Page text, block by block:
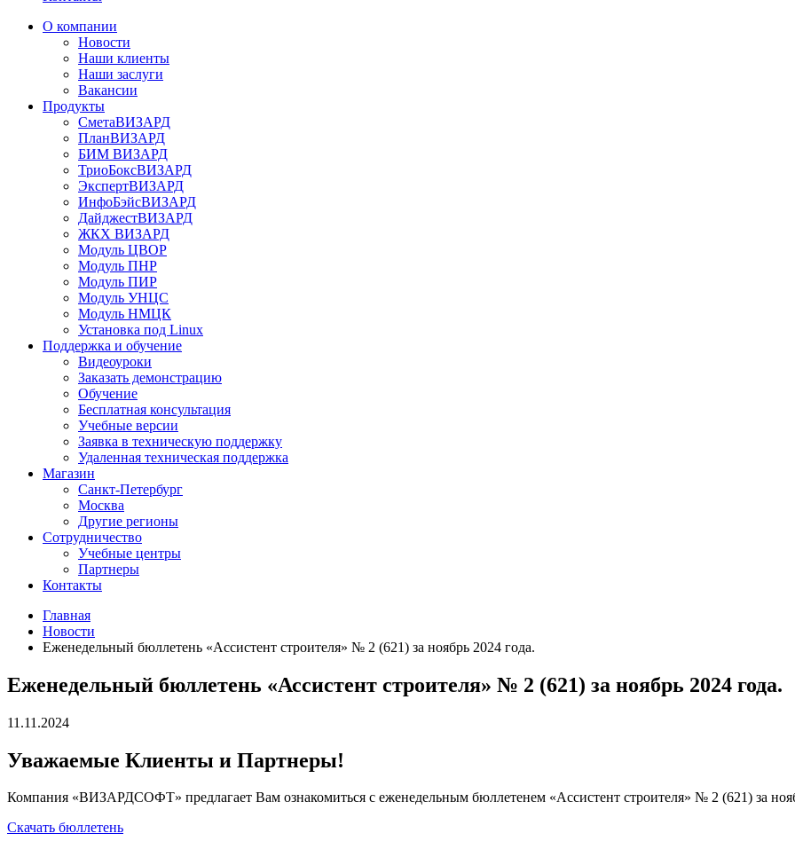
О компании
Новости
Наши клиенты
Наши заслуги
Вакансии
Продукты
СметаВИЗАРД
ПланВИЗАРД
БИМ ВИЗАРД
ТриоБоксВИЗАРД
ЭкспертВИЗАРД
ИнфоБэйсВИЗАРД
ДайджестВИЗАРД
ЖКХ ВИЗАРД
Модуль ЦВОР
Модуль ПНР
Модуль ПИР
Модуль УНЦС
Модуль НМЦК
Установка под Linux
Поддержка и обучение
Видеоуроки
Заказать демонстрацию
Обучение
Бесплатная консультация
Учебные версии
Заявка в техническую поддержку
Удаленная техническая поддержка
Магазин
Санкт-Петербург
Москва
Другие регионы
Сотрудничество
Учебные центры
Партнеры
Контакты
Главная
Новости
Еженедельный бюллетень «Ассистент строителя» № 2 (621) за ноябрь 2024 года.
Еженедельный бюллетень «Ассистент строителя» № 2 (621) за ноябрь 2024 года.
11.11.2024
Уважаемые Клиенты и Партнеры!
Компания «ВИЗАРДСОФТ» предлагает Вам ознакомиться с еженедельным бюллетенем «Ассистент строителя» № 2 (621) за
Скачать бюллетень